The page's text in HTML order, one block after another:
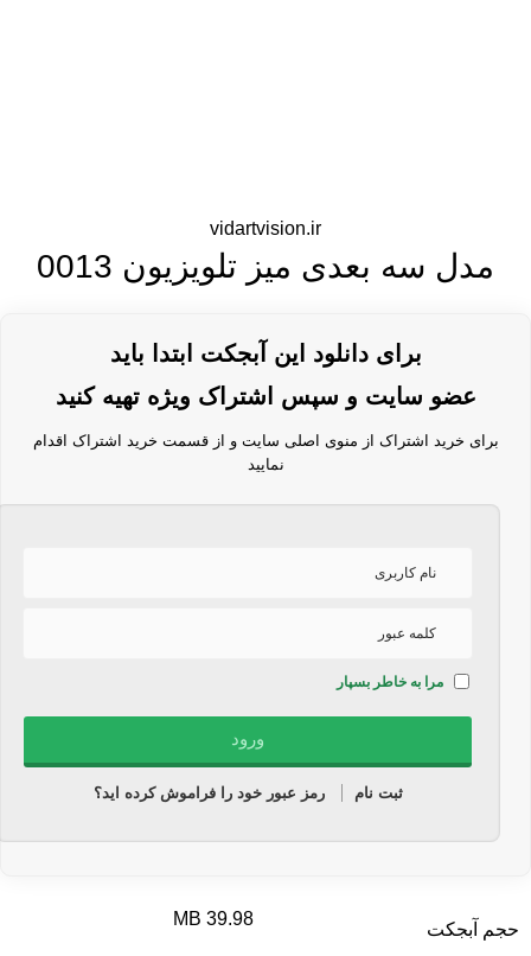
vidartvision.ir
مدل سه بعدی میز تلویزیون 0013
برای دانلود این آبجکت ابتدا باید
عضو سایت و سپس اشتراک ویژه تهیه کنید
برای خرید اشتراک از منوی اصلی سایت و از قسمت خرید اشتراک اقدام
نمایید
مرا به خاطر بسپار
ثبت نام رمز عبور خود را فراموش کرده اید؟
حجم آبجکت
39.98 MB